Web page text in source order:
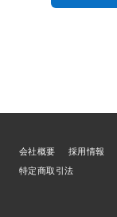
会社概要 採用情報
特定商取引法